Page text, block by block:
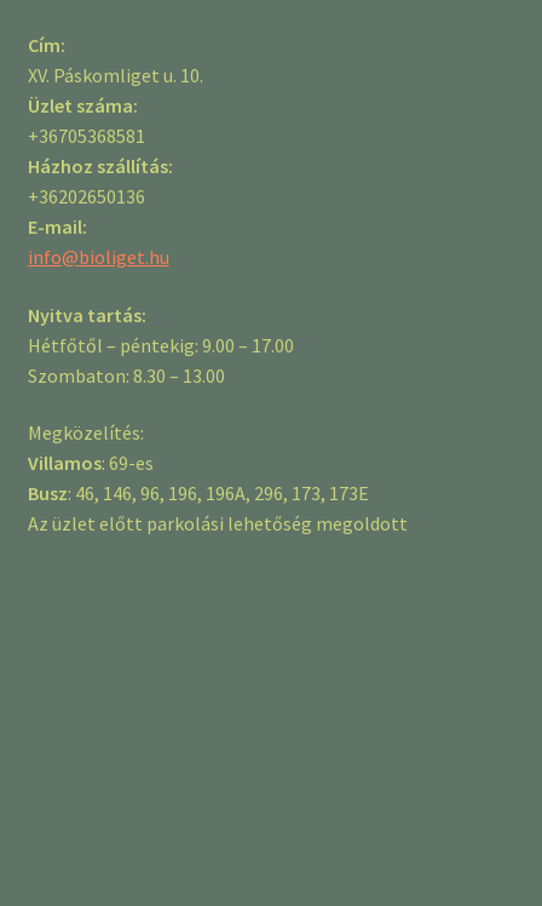
Cím:
XV. Páskomliget u. 10.
Üzlet száma:
+36705368581
Házhoz szállítás:
+36202650136
E-mail:
info@bioliget.hu
Nyitva tartás:
Hétfőtől – péntekig: 9.00 – 17.00
Szombaton: 8.30 – 13.00
Megközelítés:
Villamos: 69-es
Busz: 46, 146, 96, 196, 196A, 296, 173, 173E
Az üzlet előtt parkolási lehetőség megoldott